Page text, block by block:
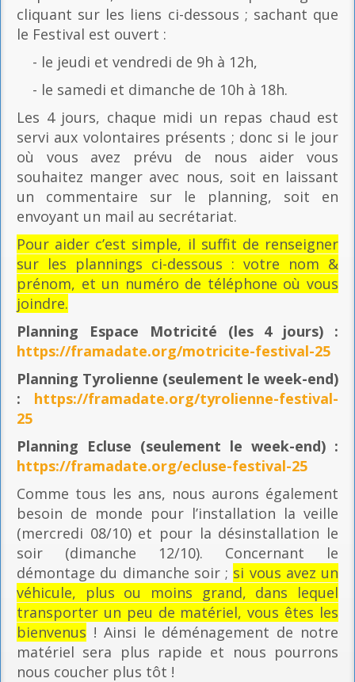
cliquant sur les liens ci-dessous ; sachant que
le Festival est ouvert :
- le jeudi et vendredi de 9h à 12h,
- le samedi et dimanche de 10h à 18h.
Les 4 jours, chaque midi un repas chaud est
servi aux volontaires présents ; donc si le jour
où vous avez prévu de nous aider vous
souhaitez manger avec nous, soit en laissant
un commentaire sur le planning, soit en
envoyant un mail au secrétariat.
Pour aider c’est simple, il suffit de renseigner
sur les plannings ci-dessous : votre nom &
prénom, et un numéro de téléphone où vous
joindre.
Planning Espace Motricité (les 4 jours) :
https://framadate.org/motricite-festival-25
Planning Tyrolienne (seulement le week-end)
: https://framadate.org/tyrolienne-festival-
25
Planning Ecluse (seulement le week-end) :
https://framadate.org/ecluse-festival-25
Comme tous les ans, nous aurons également
besoin de monde pour l’installation la veille
(mercredi 08/10) et pour la désinstallation le
soir (dimanche 12/10). Concernant le
démontage du dimanche soir ; si vous avez un
véhicule, plus ou moins grand, dans lequel
transporter un peu de matériel, vous êtes les
bienvenus ! Ainsi le déménagement de notre
matériel sera plus rapide et nous pourrons
nous coucher plus tôt !